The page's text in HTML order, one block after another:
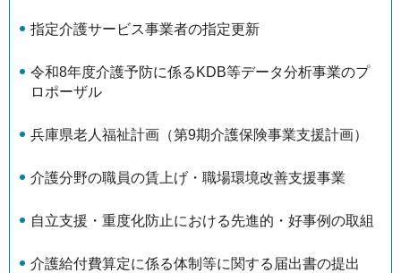
指定介護サービス事業者の指定更新
令和8年度介護予防に係るKDB等データ分析事業のプ
ロポーザル
兵庫県老人福祉計画（第9期介護保険事業支援計画）
介護分野の職員の賃上げ・職場環境改善支援事業
自立支援・重度化防止における先進的・好事例の取組
介護給付費算定に係る体制等に関する届出書の提出